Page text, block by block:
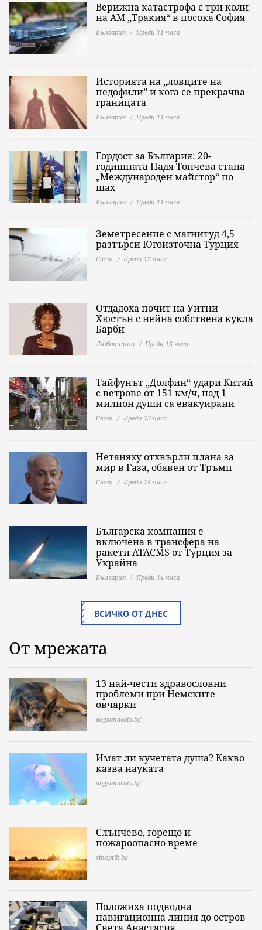
Верижна катастрофа с три коли
на АМ „Тракия“ в посока София
България Преди 11 часа
Историята на „ловците на
педофили” и кога се прекрачва
границата
България Преди 11 часа
Гордост за България: 20-
годишната Надя Тончева стана
„Международен майстор“ по
шах
България Преди 11 часа
Земетресение с магнитуд 4,5
разтърси Югоизточна Турция
Свят Преди 12 часа
Отдадоха почит на Уитни
Хюстън с нейна собствена кукла
Барби
Любопитно Преди 13 часа
Тайфунът „Долфин“ удари Китай
с ветрове от 151 км/ч, над 1
милион души са евакуирани
Свят Преди 13 часа
Нетаняху отхвърли плана за
мир в Газа, обявен от Тръмп
Свят Преди 14 часа
Българска компания е
включена в трансфера на
ракети ATACMS от Турция за
Украйна
България Преди 14 часа
ВСИЧКО ОТ ДНЕС
От мрежата
13 най-чести здравословни
проблеми при Немските
овчарки
dogsandcats.bg
Имат ли кучетата душа? Какво
казва науката
dogsandcats.bg
Слънчево, горещо и
пожароопасно време
sinoptik.bg
Положиха подводна
навигационна линия до остров